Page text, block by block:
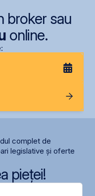
broker sau
online.
complet de
legislative și oferte
pieței!